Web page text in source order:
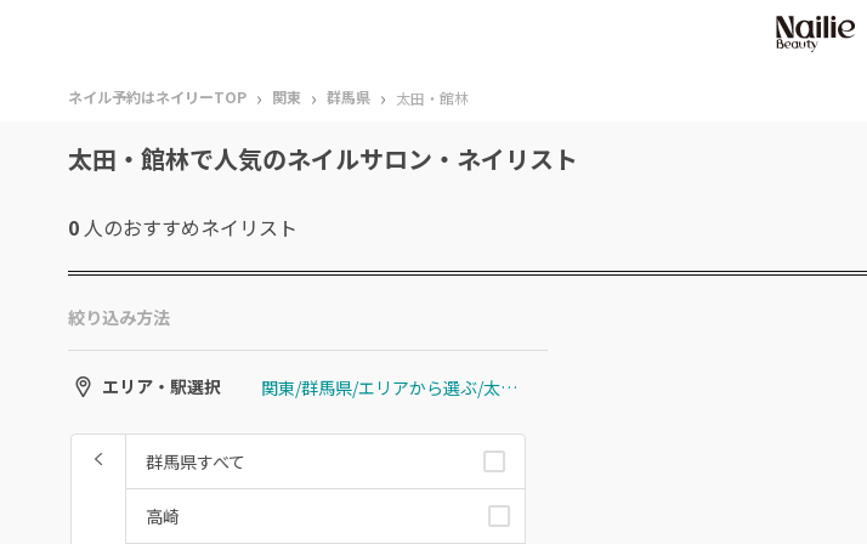
ネイル予約はネイリーTOP › 関東 › 群馬県 › 太田・館林
太田・館林で人気のネイルサロン・ネイリスト
0 人のおすすめネイリスト
絞り込み方法
エリア・駅選択 関東/群馬県/エリアから選ぶ/太田・館林
群馬県すべて
高崎